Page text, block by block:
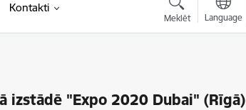
Kontakti
Meklēt Language
izstādē "Expo 2020 Dubai" (Rīgā)